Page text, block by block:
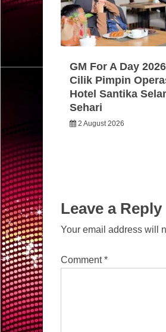
GM For A Day
Cilik Pimpin
Hotel Santika
Sehari
2 August 2026
Leave a Reply
Your email address will
Comment*